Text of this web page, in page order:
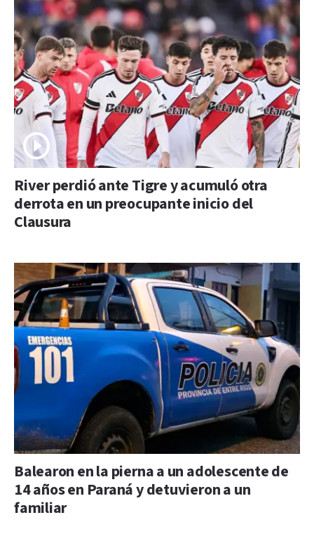
River perdió ante Tigre y acumuló otra
derrota en un preocupante inicio del
Clausura
Balearon en la pierna a un adolescente de
14 años en Paraná y detuvieron a un
familiar